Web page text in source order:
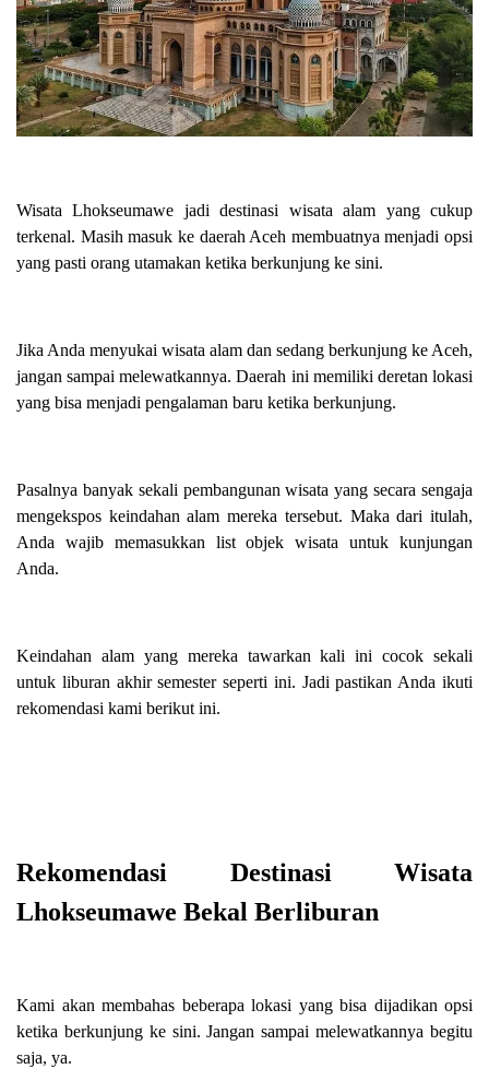
Wisata Lhokseumawe jadi destinasi wisata alam yang cukup
terkenal. Masih masuk ke daerah Aceh membuatnya menjadi opsi
yang pasti orang utamakan ketika berkunjung ke sini.
Jika Anda menyukai wisata alam dan sedang berkunjung ke Aceh,
jangan sampai melewatkannya. Daerah ini memiliki deretan lokasi
yang bisa menjadi pengalaman baru ketika berkunjung.
Pasalnya banyak sekali pembangunan wisata yang secara sengaja
mengekspos keindahan alam mereka tersebut. Maka dari itulah,
Anda wajib memasukkan list objek wisata untuk kunjungan
Anda.
Keindahan alam yang mereka tawarkan kali ini cocok sekali
untuk liburan akhir semester seperti ini. Jadi pastikan Anda ikuti
rekomendasi kami berikut ini.
Rekomendasi Destinasi Wisata
Lhokseumawe Bekal Berliburan
Kami akan membahas beberapa lokasi yang bisa dijadikan opsi
ketika berkunjung ke sini. Jangan sampai melewatkannya begitu
saja, ya.